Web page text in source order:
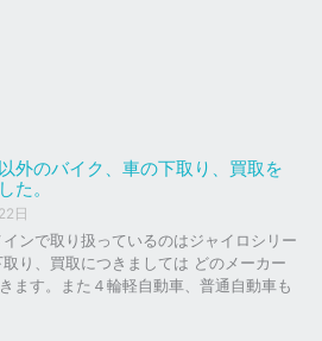
外のバイク、車の下取り、買取を
た。
日
ンで取り扱っているのはジャイロシリー
取り、買取につきましては どのメーカー
ます。また４輪軽自動車、普通自動車も